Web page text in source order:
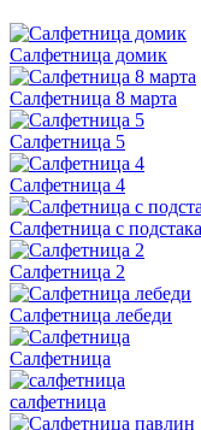
Салфетница домик
Салфетница 8 марта
Салфетница 5
Салфетница 4
Салфетница с
Салфетница 2
Салфетница лебеди
Салфетница
салфетница